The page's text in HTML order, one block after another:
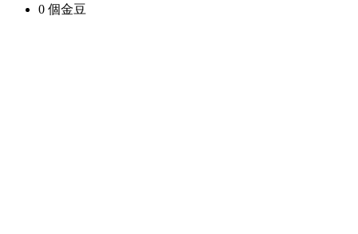
0 個金豆